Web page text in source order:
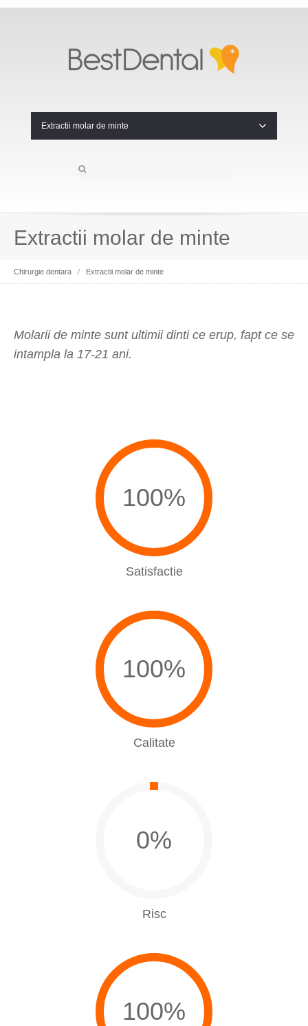
Extractii molar de minte
Extractii molar de minte
Chirurgie dentara / Extractii molar de minte
Molarii de minte sunt ultimii dinti ce erup, fapt ce se
intampla la 17-21 ani.
100%
Satisfactie
100%
Calitate
0%
Risc
100%